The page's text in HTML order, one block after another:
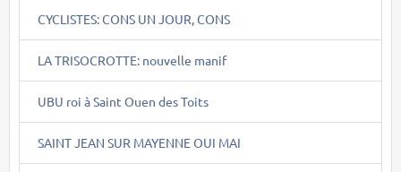
CYCLISTES: CONS UN JOUR, CONS
LA TRISOCROTTE: nouvelle manif
UBU roi à Saint Ouen des Toits
SAINT JEAN SUR MAYENNE OUI MAI